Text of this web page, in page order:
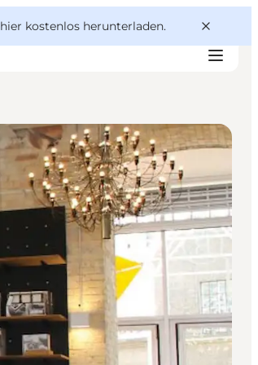
hier kostenlos herunterladen.